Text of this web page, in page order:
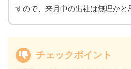
すので、来月中の出社は無理かと
チェックポイント